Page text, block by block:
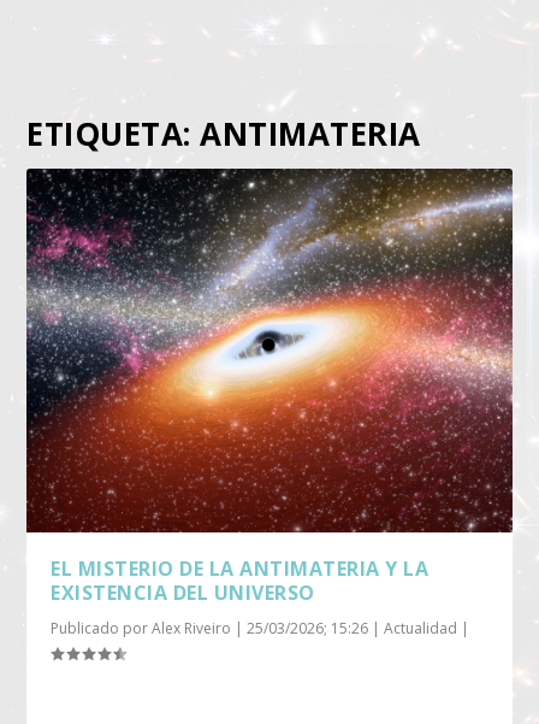
ETIQUETA:ANTIMATERIA
EL MISTERIO DE LA ANTIMATERIA Y LA
EXISTENCIA DEL UNIVERSO
Publicado porAlex Riveiro |25/03/2026; 15:26 |Actualidad |